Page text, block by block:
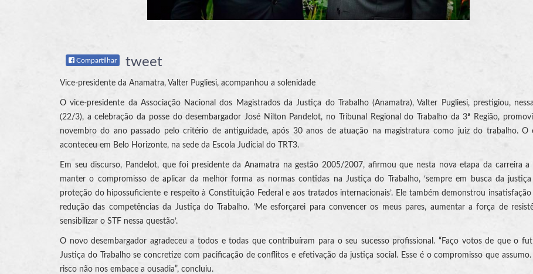
Compartilhar tweet
Vice-presidente da Anamatra, Valter Pugliesi, acompanhou a solenidade
O vice-presidente da Associação Nacional dos Magistrados da Justiça do Trabalho (Anamatra), Valter Pugliesi, prestigiou,
(22/3), a celebração da posse do desembargador José Nilton Pandelot, no Tribunal Regional do Trabalho da 3ª Região,
novembro do ano passado pelo critério de antiguidade, após 30 anos de atuação na magistratura como juiz do trabalho. O
aconteceu em Belo Horizonte, na sede da Escola Judicial do TRT3.
Em seu discurso, Pandelot, que foi presidente da Anamatra na gestão 2005/2007, afirmou que nesta nova etapa da carreira a
manter o compromisso de aplicar da melhor forma as normas contidas na Justiça do Trabalho, ‘sempre em busca da justiça
proteção do hipossuficiente e respeito à Constituição Federal e aos tratados internacionais’. Ele também demonstrou
redução das competências da Justiça do Trabalho. ’Me esforçarei para convencer os meus pares, aumentar a força de
sensibilizar o STF nessa questão’.
O novo desembargador agradeceu a todos e todas que contribuíram para o seu sucesso profissional. “Faço votos de que o
Justiça do Trabalho se concretize com pacificação de conflitos e efetivação da justiça social. Esse é o compromisso que
risco não nos embace a ousadia”, concluiu.